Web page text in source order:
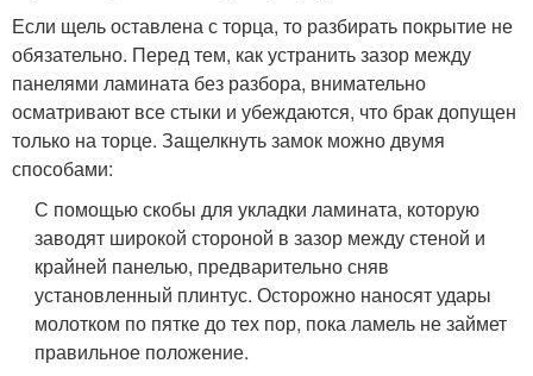
Если щель оставлена с торца, то разбирать покрытие не
обязательно. Перед тем, как устранить зазор между
панелями ламината без разбора, внимательно
осматривают все стыки и убеждаются, что брак допущен
только на торце. Защелкнуть замок можно двумя
способами:
С помощью скобы для укладки ламината, которую
заводят широкой стороной в зазор между стеной и
крайней панелью, предварительно сняв
установленный плинтус. Осторожно наносят удары
молотком по пятке до тех пор, пока ламель не займет
правильное положение.